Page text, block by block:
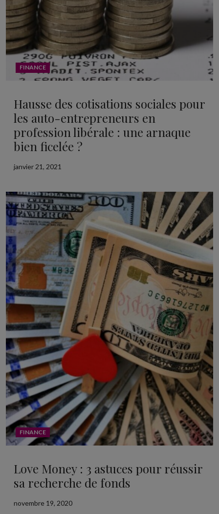
FINANCE
Hausse des cotisations sociales pour
les auto-entrepreneurs en
profession libérale : une arnaque
bien ficelée ?
janvier 21, 2021
FINANCE
Love Money : 3 astuces pour réussir
sa recherche de fonds
novembre 19, 2020